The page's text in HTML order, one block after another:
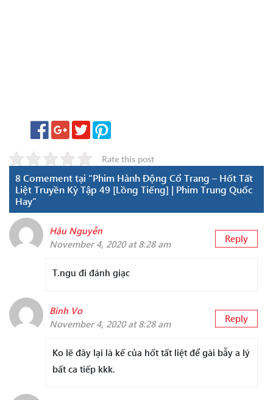
Rate this post
8 Comement tại “Phim Hành Động Cổ Trang – Hốt Tất
Liệt Truyền Kỳ Tập 49 [Lồng Tiếng] | Phim Trung Quốc
Hay”
Hậu Nguyễn
November 4, 2020 at 8:28 am
Reply
T.ngu đi đánh giạc
Bình Vo
November 4, 2020 at 8:28 am
Reply
Ko lẽ đây lại là kế của hốt tất liệt để gài bẫy a lý
bất ca tiếp kkk.